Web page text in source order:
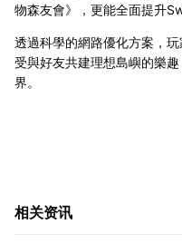
物森友會》，更能全面提升
透過科學的網路優化方案，
受與好友共建理想島嶼的樂
界。
相关资讯